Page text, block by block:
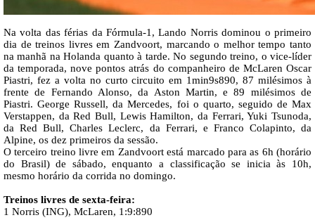
Na volta das férias da Fórmula-1, Lando Norris dominou o primeiro
dia de treinos livres em Zandvoort, marcando o melhor tempo tanto
na manhã na Holanda quanto à tarde. No segundo treino, o vice-líder
da temporada, nove pontos atrás do companheiro de McLaren Oscar
Piastri, fez a volta no curto circuito em 1min9s890, 87 milésimos à
frente de Fernando Alonso, da Aston Martin, e 89 milésimos de
Piastri. George Russell, da Mercedes, foi o quarto, seguido de Max
Verstappen, da Red Bull, Lewis Hamilton, da Ferrari, Yuki Tsunoda,
da Red Bull, Charles Leclerc, da Ferrari, e Franco Colapinto, da
Alpine, os dez primeiros da sessão.
O terceiro treino livre em Zandvoort está marcado para as 6h (horário
do Brasil) de sábado, enquanto a classificação se inicia às 10h,
mesmo horário da corrida no domingo.
Treinos livres de sexta-feira:
1 Norris (ING), McLaren, 1:9:890